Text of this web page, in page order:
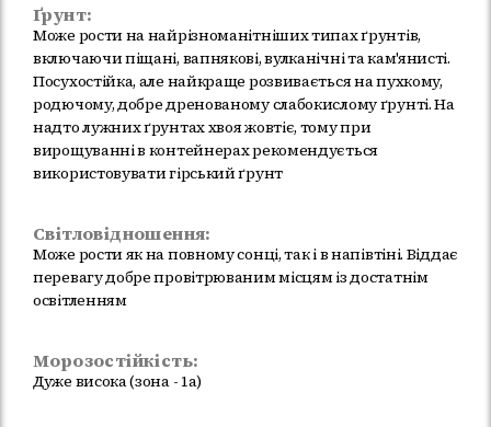
Ґрунт:
Може рости на найрізноманітніших типах ґрунтів,
включаючи піщані, вапнякові, вулканічні та кам'янисті.
Посухостійка, але найкраще розвивається на пухкому,
родючому, добре дренованому слабокислому ґрунті. На
надто лужних ґрунтах хвоя жовтіє, тому при
вирощуванні в контейнерах рекомендується
використовувати гірський ґрунт
Світловідношення:
Може рости як на повному сонці, так і в напівтіні. Віддає
перевагу добре провітрюваним місцям із достатнім
освітленням
Морозостійкість:
Дуже висока (зона - 1а)